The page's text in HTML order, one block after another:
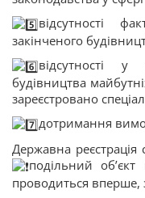
відсутності
закінченого
відсутності у
будівництва
зареєстровано
дотримання
Державна
подільний
проводиться вперше,